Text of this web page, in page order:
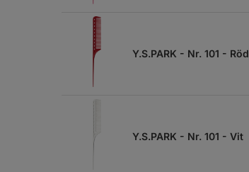
Y.S.PARK - Nr. 101 - Röd
Y.S.PARK - Nr. 101 - Vit